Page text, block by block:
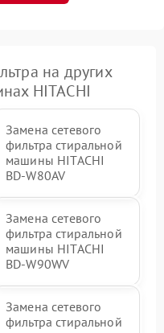
на других
HITACHI
Замена сетевого
фильтра стиральной
машины HITACHI
BD-W80AV
Замена сетевого
фильтра стиральной
машины HITACHI
BD-W90WV
Замена сетевого
фильтра стиральной